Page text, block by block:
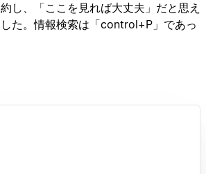
し、「ここを見れば大丈夫」だと思え
た。情報検索は「control+P」であっ